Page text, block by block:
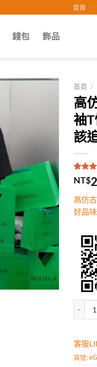
首頁
錢包 飾品
首頁 /
高
袖
該
評分
5，
1
分
NT$
高仿
好品
客服
貨號: